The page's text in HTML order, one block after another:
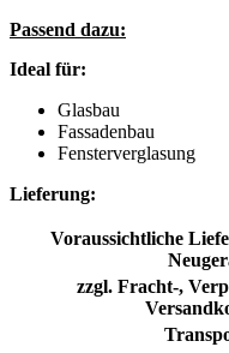
Passend dazu:
Ideal für:
Glasbau
Fassadenbau
Fensterverglasung
Lieferung:
Voraussichtliche
zzgl. Fracht-,